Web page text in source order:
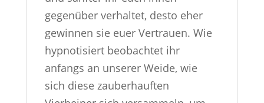
gegenüber verhaltet, desto eher
gewinnen sie euer Vertrauen. Wie
hypnotisiert beobachtet ihr
anfangs an unserer Weide, wie
sich diese zauberhauften